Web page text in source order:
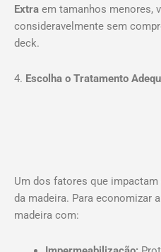
Extra em tamanhos menores,
consideravelmente sem
deck.
4. Escolha o Tratamento
Um dos fatores que
da madeira. Para economizar
madeira com: